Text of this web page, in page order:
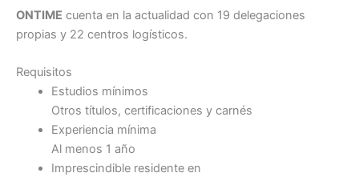
ONTIME cuenta en la actualidad con 19 delegaciones
propias y 22 centros logísticos.
Requisitos
Estudios mínimos
Otros títulos, certificaciones y carnés
Experiencia mínima
Al menos 1 año
Imprescindible residente en